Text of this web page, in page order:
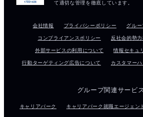
会社情報 プライバシーポリシー グル
コンプライアンスポリシー 反社会的勢
外部サービスの利用について 情報セキュ
行動ターゲティング広告について カスタマー